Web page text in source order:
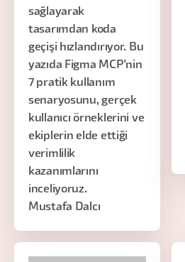
sağlayarak
tasarımdan koda
geçişi hızlandırıyor. Bu
yazıda Figma MCP'nin
7 pratik kullanım
senaryosunu, gerçek
kullanıcı örneklerini ve
ekiplerin elde ettiği
verimlilik
kazanımlarını
inceliyoruz.
Mustafa Dalcı